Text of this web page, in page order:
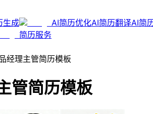
生成 AI简历优化AI简历翻译AI简
简历服务
经理主管简历模板
管简历模板